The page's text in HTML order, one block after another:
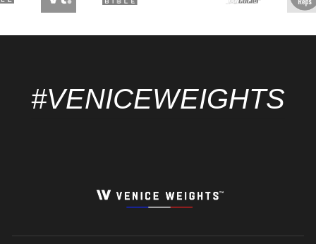
#VENICEWEIGHTS